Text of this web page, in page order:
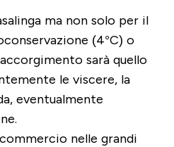
ma non solo per il
(4°C) o
sarà quello
le viscere, la
eventualmente
nelle grandi